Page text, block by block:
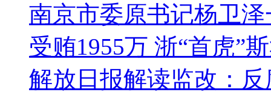
南京市委原书记杨卫
受贿1955万 浙“首虎”
解放日报解读监改：